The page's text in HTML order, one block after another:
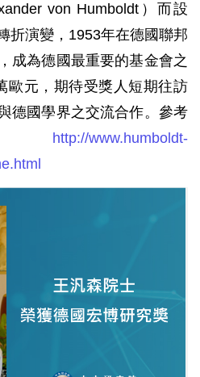
von Humboldt）而設
折演變，1953年在德國聯邦
成為德國最重要的基金會之
歐元，期待受獎人短期往訪
德國學界之交流合作。參考
http://www.humboldt-